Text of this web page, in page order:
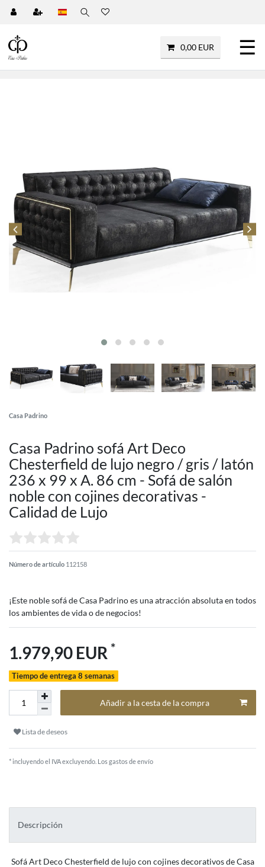
0,00 EUR ☰
Casa Padrino
Casa Padrino sofá Art Deco
Chesterfield de lujo negro / gris / latón
236 x 99 x A. 86 cm - Sofá de salón
noble con cojines decorativas -
Calidad de Lujo
Número de artículo 112158
¡Este noble sofá de Casa Padrino es una atracción absoluta en todos
los ambientes de vida o de negocios!
1.979,90 EUR *
Tiempo de entrega 8 semanas
Añadir a la cesta de la compra
Lista de deseos
* incluyendo el IVA excluyendo. Los gastos de envío
Descripción
Sofá Art Deco Chesterfield de lujo con cojines decorativos de Casa